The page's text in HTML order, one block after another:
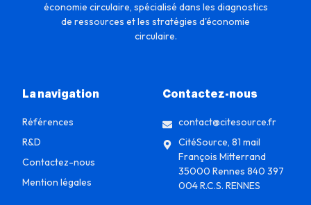
économie circulaire, spécialisé dans les diagnostics
de ressources et les stratégies d'économie
circulaire.
La navigation
Références
R&D
Contactez-nous
Mention légales
Contactez-nous
contact@citesource.fr
CitéSource, 81 mail
François Mitterrand
35000 Rennes 840 397
004 R.C.S. RENNES